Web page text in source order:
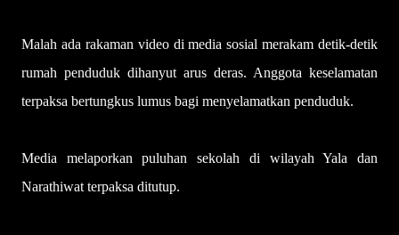
Malah ada rakaman video di media sosial merakam detik-detik
rumah penduduk dihanyut arus deras. Anggota keselamatan
terpaksa bertungkus lumus bagi menyelamatkan penduduk.
Media melaporkan puluhan sekolah di wilayah Yala dan
Narathiwat terpaksa ditutup.